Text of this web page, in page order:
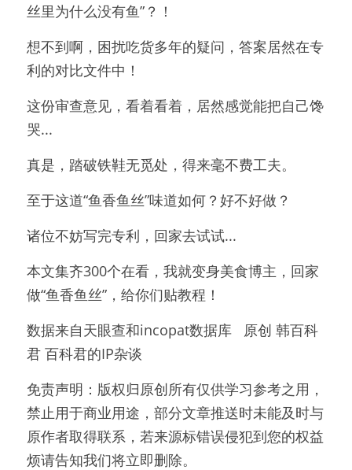
丝里为什么没有鱼”？！
想不到啊，困扰吃货多年的疑问，答案居然在专
利的对比文件中！
这份审查意见，看着看着，居然感觉能把自己馋
哭...
真是，踏破铁鞋无觅处，得来毫不费工夫。
至于这道“鱼香鱼丝”味道如何？好不好做？
诸位不妨写完专利，回家去试试...
本文集齐300个在看，我就变身美食博主，回家
做“鱼香鱼丝”，给你们贴教程！
数据来自天眼查和incopat数据库   原创 韩百科
君 百科君的IP杂谈
免责声明：版权归原创所有仅供学习参考之用，
禁止用于商业用途，部分文章推送时未能及时与
原作者取得联系，若来源标错误侵犯到您的权益
烦请告知我们将立即删除。